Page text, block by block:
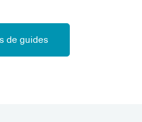
de guides